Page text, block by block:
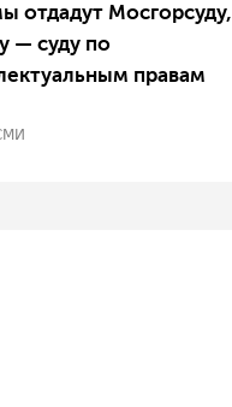
отдадут Мосгорсуду,
— суду по
правам